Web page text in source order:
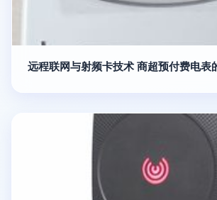
远程联网与射频卡技术 商超预付费电表